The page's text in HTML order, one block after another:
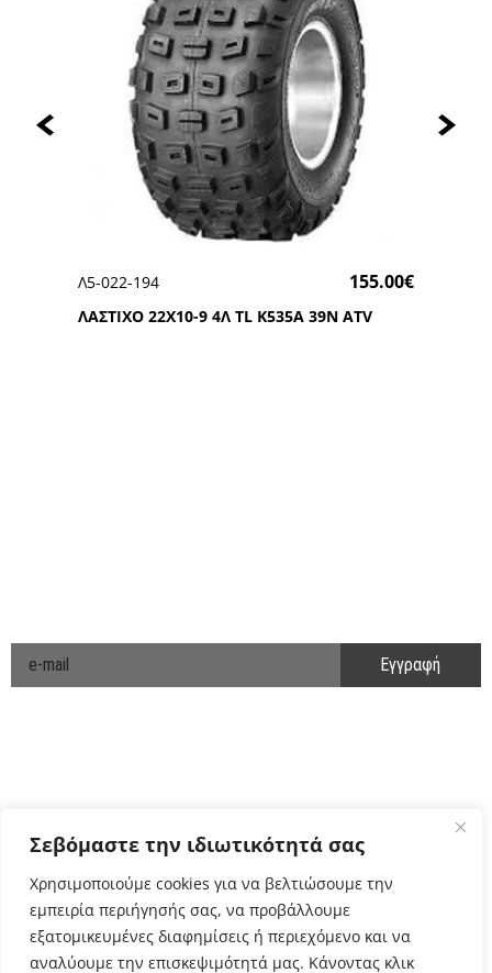
Σεβόμαστε την ιδιωτικότητά σας
Χρησιμοποιούμε cookies για να βελτιώσουμε την
εμπειρία περιήγησής σας, να προβάλλουμε
εξατομικευμένες διαφημίσεις ή περιεχόμενο και να
αναλύουμε την επισκεψιμότητά μας. Κάνοντας κλικ
ΛΑΣΤΙΧΟ 22Χ10-9 4Λ TL K535A 39N ATV
Λ5-022-194 155.00€